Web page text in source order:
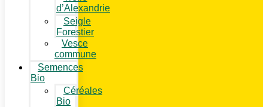
d’Alexandrie
Seigle
Forestier
Vesce
commune
Semences
Bio
Céréales
Bio